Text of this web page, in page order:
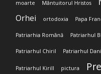
moarte Mântuitorul Hristos
Orhei ortodoxia Papa
Patriarhia Română Patriarhul
Patriarhul Chiril Patriarhul
Patriarhul Kirill pictura